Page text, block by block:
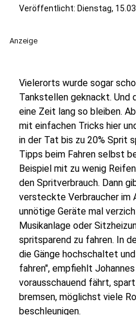
Veröffentlicht: Dienstag,
Anzeige
Vielerorts wurde sogar
Tankstellen geknackt. Und
eine Zeit lang so bleiben.
mit einfachen Tricks hier
in der Tat bis zu 20% Sprit
Tipps beim Fahren selbst
Beispiel mit zu wenig
den Spritverbrauch. Dann
versteckte Verbraucher im
unnötige Geräte mal
Musikanlage oder
spritsparend zu fahren. In
die Gänge hochschaltet
fahren", empfiehlt
vorausschauend fährt,
bremsen, möglichst viele
beschleunigen.